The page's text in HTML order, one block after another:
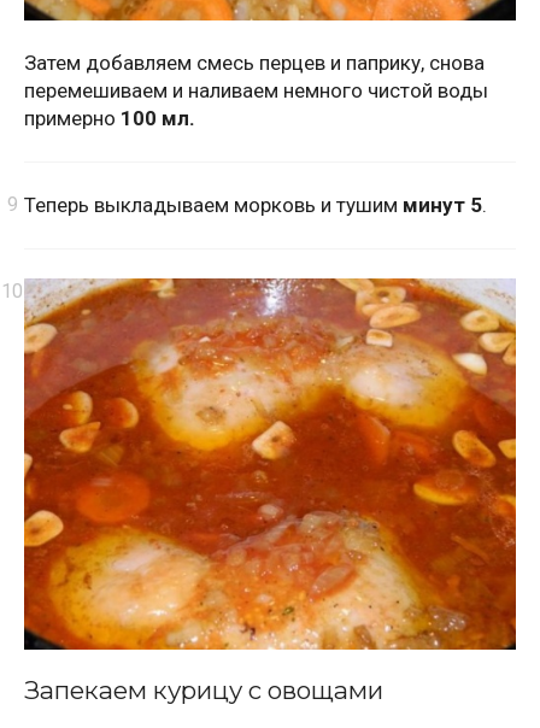
Затем добавляем смесь перцев и паприку, снова
перемешиваем и наливаем немного чистой воды
примерно 100 мл.
Теперь выкладываем морковь и тушим минут 5.
Запекаем курицу с овощами